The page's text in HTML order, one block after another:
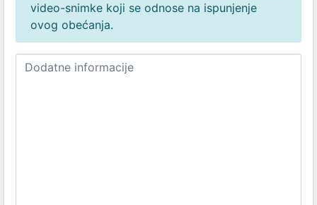
video-snimke koji se odnose na ispunjenje
ovog obećanja.